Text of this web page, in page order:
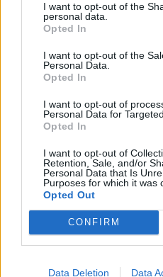
I want to opt-out of the
personal data.
Opted In
I want to opt-out of the
Personal Data.
Opted In
I want to opt-out of
Personal Data for
Opted In
I want to opt-out of
Retention, Sale, and/or
Personal Data that Is
Purposes for which it was
Opted Out
CONFIRM
Data Deletion Data
SZÉKELYHON
Majkát, elmarad a
koncertje
Életveszélyes
elmarad a
közösségi oldalán azt írta,
tudják, hol szállnának
rendezvényt és milyen
Erdélyben.